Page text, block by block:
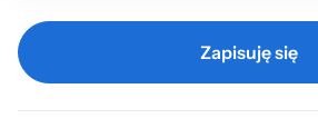
Zapisuję się